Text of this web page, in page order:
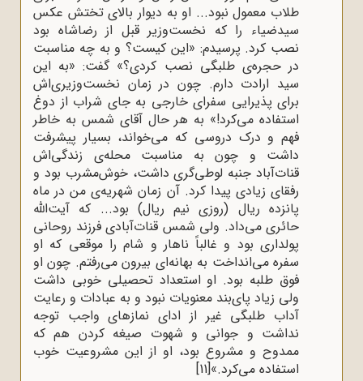
طلاب معمول نبود... او به دیوار بالای تختش عکس
سیدضیاء را که نخست‌وزیر قبل از رضاشاه بود
نصب کرد. پرسیدم: «این کیست؟ و به چه مناسبت
در حجره‌ی طلبگی نصب کردی؟» گفت: «به این
سید ارادت دارم. چون در زمان نخست‌وزیری‌اش
برای پذیرایی سفرای خارجی به جای شراب از دوغ
استفاده می‌کرد!» به هر حال آقای شمس به خاطر
فهم و درک دروسی که می‌خواند، بسیار پیشرفت
داشت و چون به مناسبت محله‌ی زندگی‌اش
قنات‌آباد جنبه لوطی‌گری داشت، خوش‌مشرب بود و
رفقای زیادی پیدا کرد. آن زمان شهریه‌ی من در ماه
پانزده ریال (روزی نیم ریال) بود... که آیت‌الله
حائری می‌داد. ولی شمس قنات‌آبادی فرزند روحانی
پولداری بود و غالباً ناهار و شام را موقعی که او
سفره می‌انداخت به بهانه‌ای بیرون می‌رفتم. چون او
فوق طلبه بود. او استعداد تحصیلی خوبی داشت
ولی زیاد پای‌بند معنویات نبود و به عبادات و رعایت
آداب طلبگی غیر از ادای نمازهای واجب توجه
نداشت و جوانی و شهوت صیغه کردن هم که
ممدوح و مشروع بود، او از این مشروعیت خوب
استفاده می‌کرد.»[11]